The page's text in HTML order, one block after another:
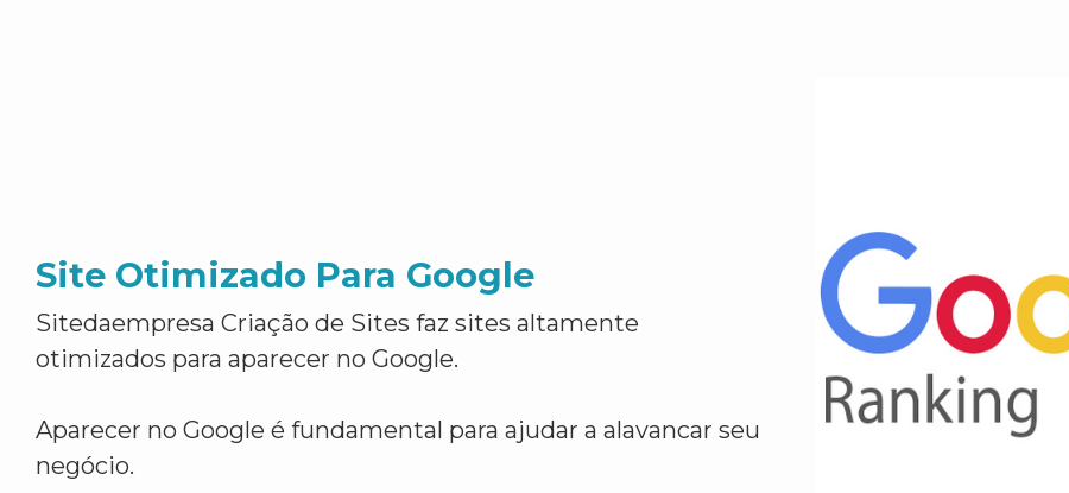
Site Otimizado Para Google
Sitedaempresa Criação de Sites faz sites altamente
otimizados para aparecer no Google.
Aparecer no Google é fundamental para ajudar a alavancar seu
negócio.